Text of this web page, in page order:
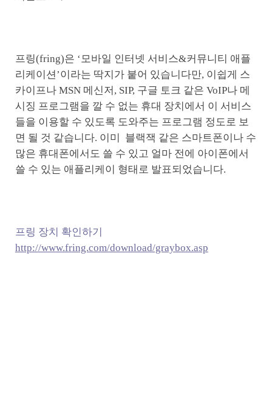
프링(fring)은 ‘모바일 인터넷 서비스&커뮤니티 애플
리케이션’이라는 딱지가 붙어 있습니다만, 이쉽게 스
카이프나 MSN 메신저, SIP, 구글 토크 같은 VoIP나 메
시징 프로그램을 깔 수 없는 휴대 장치에서 이 서비스
들을 이용할 수 있도록 도와주는 프로그램 정도로 보
면 될 것 같습니다. 이미 블랙잭 같은 스마트폰이나 수
많은 휴대폰에서도 쓸 수 있고 얼마 전에 아이폰에서
쓸 수 있는 애플리케이 형태로 발표되었습니다.
프링 장치 확인하기
http://www.fring.com/download/graybox.asp